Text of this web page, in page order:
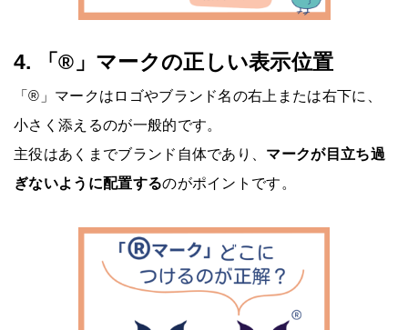
4. 「®」マークの正しい表示位置
「®」マークはロゴやブランド名の右上または右下に、
小さく添えるのが一般的です。
主役はあくまでブランド自体であり、 マークが目立ち過
ぎないように配置するのがポイントです。